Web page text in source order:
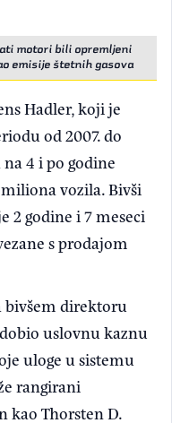
motori bili opremljeni
emisije štetnih gasova
Hadler, koji je
od 2007. do
4 i po godine
vozila. Bivši
2 godine i 7 meseci
s prodajom
bivšem direktoru
uslovnu kaznu
uloge u sistemu
rangirani
kao Thorsten D.